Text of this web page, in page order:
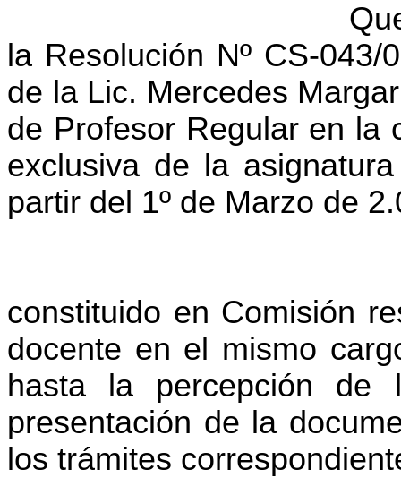
la Resolución Nº CS-
de la Lic. Mercedes
de Profesor Regular en la
exclusiva de la
partir del 1º de Marzo de
constituido en Comisión
docente en el mismo
hasta la percepción
presentación de la
los trámites